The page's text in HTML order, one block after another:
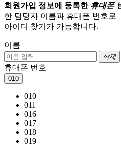
회원가입 정보에 등록한 휴대폰
한 담당자 이름과 휴대폰 번호로
아이디 찾기가 가능합니다.
이름
삭제
휴대폰 번호
010
010
011
016
017
018
019